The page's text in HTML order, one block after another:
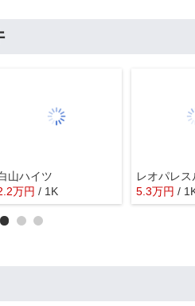
山ハイツ
万円 / 1K
レオパレ
5.3万円 /